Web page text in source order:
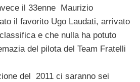
il 33enne Maurizio
il favorito Ugo Laudati, arrivato
e che nulla ha potuto
del pilota del Team Fratelli
del 2011 ci saranno sei